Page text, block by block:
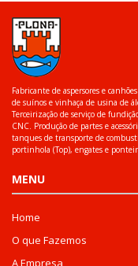
Fabricante de aspersores e
de suínos e vinhaça de usina de
Terceirização de serviço de
CNC. Produção de partes e
tanques de transporte de
portinhola (Top), engates e
MENU
Home
O que Fazemos
A Empresa